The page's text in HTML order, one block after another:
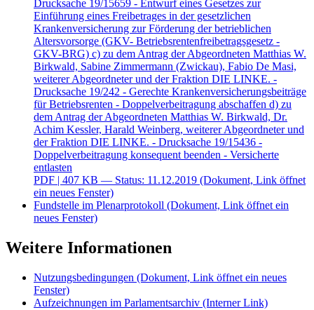
Drucksache 19/15659 - Entwurf eines Gesetzes zur
Einführung eines Freibetrages in der gesetzlichen
Krankenversicherung zur Förderung der betrieblichen
Altersvorsorge (GKV- Betriebsrentenfreibetragsgesetz -
GKV-BRG) c) zu dem Antrag der Abgeordneten Matthias W.
Birkwald, Sabine Zimmermann (Zwickau), Fabio De Masi,
weiterer Abgeordneter und der Fraktion DIE LINKE. -
Drucksache 19/242 - Gerechte Krankenversicherungsbeiträge
für Betriebsrenten - Doppelverbeitragung abschaffen d) zu
dem Antrag der Abgeordneten Matthias W. Birkwald, Dr.
Achim Kessler, Harald Weinberg, weiterer Abgeordneter und
der Fraktion DIE LINKE. - Drucksache 19/15436 -
Doppelverbeitragung konsequent beenden - Versicherte
entlasten
PDF | 407 KB — Status: 11.12.2019 (Dokument, Link öffnet
ein neues Fenster)
Fundstelle im Plenarprotokoll (Dokument, Link öffnet ein
neues Fenster)
Weitere Informationen
Nutzungsbedingungen (Dokument, Link öffnet ein neues
Fenster)
Aufzeichnungen im Parlamentsarchiv (Interner Link)